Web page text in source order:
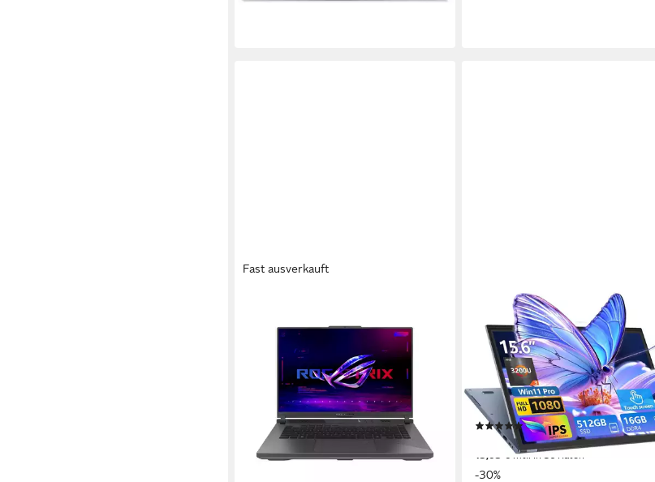
Fast ausverkauft
Ryzen 9 8940HX - GeForce RTX
5070 Gaming-Notebook
Bildschirmdiagonale
AMD Ryzen™ 9 Prozessor
GeForce RTX™ 5070 Grafikkarte
ab 1.659,00 € 2.079,00 €
48,17 €mtl. in 48 Raten
-20%
NINKEAR
2 in 1 Convertible Laptop,15.6 Zoll
(1920x1080),AMD Ryzen 3 3200U
Business-Notebook
15.6 Zoll Bildschirmdiagonale
Radeon Vega 3 Grafikkarte Grafikkarte
16 GB
Arbeitsspeicher
(1)
419,00 € UVP599,00 €
mtl. in 36 Raten
-30%